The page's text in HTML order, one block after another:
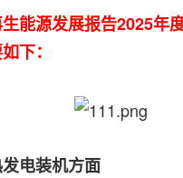
生能源发展报告2025年
下：
电装机方面